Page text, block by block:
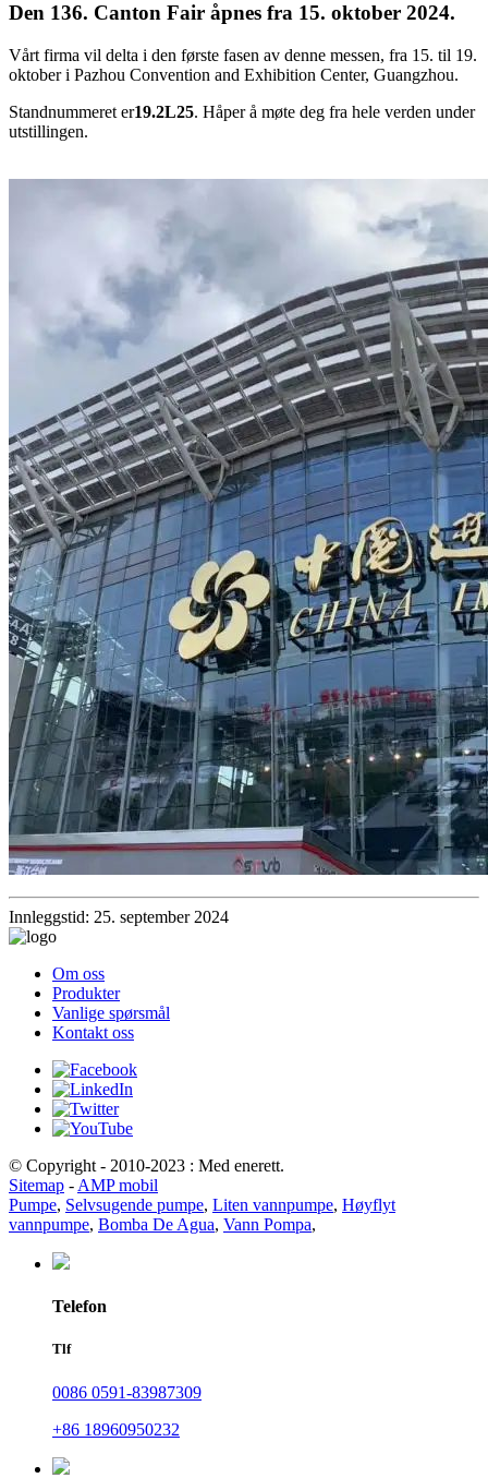
Den 136. Canton Fair åpnes fra 15. oktober 2024.
Vårt firma vil delta i den første fasen av denne messen, fra 15. til 19.
oktober i Pazhou Convention and Exhibition Center, Guangzhou.
Standnummeret er19.2L25. Håper å møte deg fra hele verden under
utstillingen.
Innleggstid: 25. september 2024
Om oss
Produkter
Vanlige spørsmål
Kontakt oss
© Copyright - 2010-2023 : Med enerett.
Sitemap - AMP mobil
Pumpe, Selvsugende pumpe, Liten vannpumpe, Høyflyt
vannpumpe, Bomba De Agua, Vann Pompa,
Telefon
Tlf
0086 0591-83987309
+86 18960950232